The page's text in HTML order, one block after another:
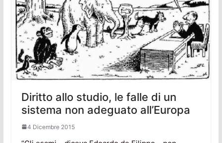
Diritto allo studio, le falle di un
sistema non adeguato all’Europa
4 Dicembre 2015